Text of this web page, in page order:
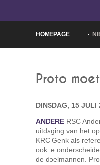
HOMEPAGE
Proto
DINSDAG, 15 JULI
ANDERE RSC
uitdaging van het
KRC Genk als
ook te
de doelmannen.